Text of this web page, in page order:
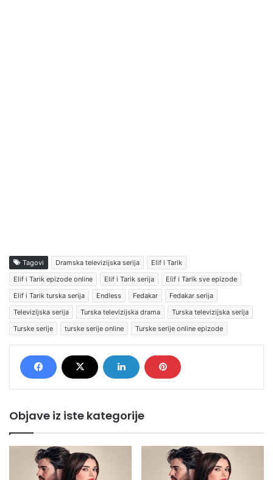
Tagovi Dramska televizijska serija
Elif i Tarik
Elif i Tarik epizode online
Elif i Tarik serija
Elif i Tarik sve epizode
Elif i Tarik turska serija
Endless Fedakar
Fedakar serija
Televizijska serija
Turska televizijska drama
Turska televizijska serija
Turske serije
turske serije online Turske serije online epizode
Objave iz iste kategorije